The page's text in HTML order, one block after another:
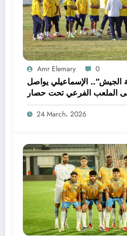
Amr Elemary 0
الجيش”.. الإسماعيلي يواصل
الملعب الفرعي تحت حصار
الصيانة
24 March، 2026